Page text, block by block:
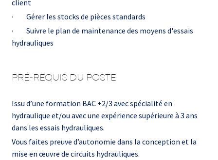
client
· Gérer les stocks de pièces standards
· Suivre le plan de maintenance des moyens d'essais
hydrauliques
PRÉ-REQUIS DU POSTE
Issu d’une formation BAC +2/3 avec spécialité en
hydraulique et/ou avec une expérience supérieure à 3 ans
dans les essais hydrauliques.
Vous faites preuve d’autonomie dans la conception et la
mise en œuvre de circuits hydrauliques.